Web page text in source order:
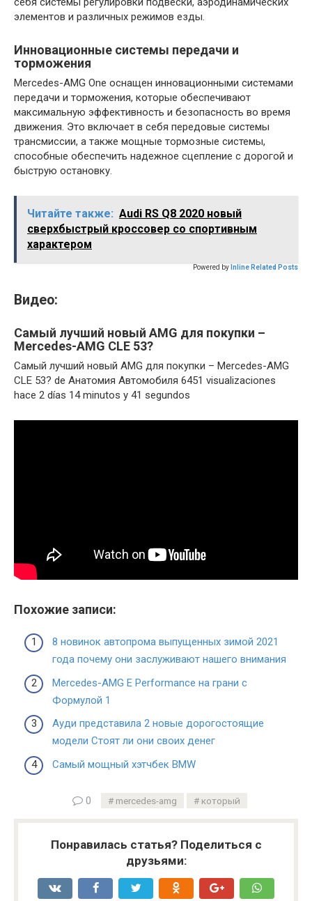
элементов и различных режимов езды.
Инновационные системы передачи и
торможения
Mercedes-AMG One оснащен инновационными системами
передачи и торможения, которые обеспечивают
максимальную эффективность и безопасность во время
движения. Это включает в себя передовые системы
трансмиссии, а также мощные тормозные системы,
способные обеспечить надежное сцепление с дорогой и
быструю остановку.
Читайте также: Audi RS Q8 2020 новый
сверхбыстрый кроссовер со спортивным
характером
Powered by Inline Related Posts
Видео:
Самый лучший новый AMG для покупки –
Mercedes-AMG CLE 53?
Самый лучший новый AMG для покупки – Mercedes-AMG
CLE 53? de Анатомия Автомобиля 6451 visualizaciones
hace 2 días 14 minutos y 41 segundos
Похожие записи:
8 новинок автопрома выпущенных зимой 2021
года почему они заслуживают нашего внимания
Mercedes-AMG E Performance на грани с
Формулой 1
Ауди представила 2 новые дорогостоящие
модели Стоят ли они своих денег
Самый мощный хэтчбек BMW
0 mercedes-amg который
Понравилась статья? Поделиться с
друзьями: